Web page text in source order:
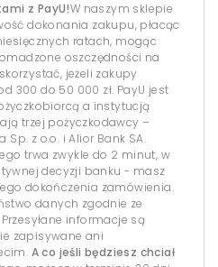
z PayU!W naszym sklepie
dokonania zakupu, płacąc
ratach, mogąc
oszczędności na
jeżeli zakupy
300 do 50 000 zł. PayU jest
a instytucją
trzej pożyczkodawcy –
Sp. z o.o. i Alior Bank SA.
trwa zwykle do 2 minut, w
decyzji banku - masz
dokończenia zamówienia.
danych zgodnie ze
informacje są
zapisywane ani
A co jeśli będziesz chciał